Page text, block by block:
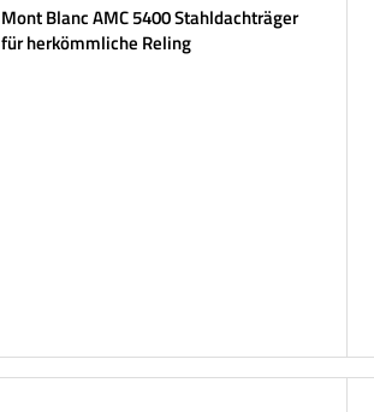
Mont Blanc AMC 5400 Stahldachträger
für herkömmliche Reling